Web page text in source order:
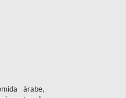
árabe,